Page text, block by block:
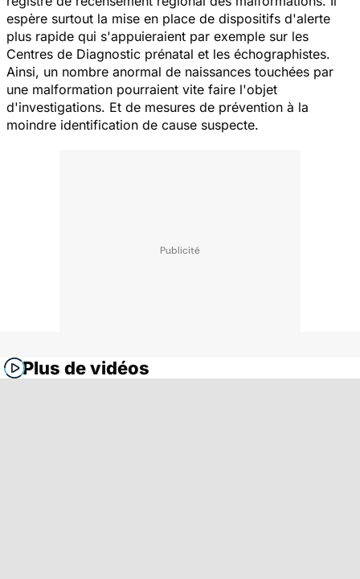
espère surtout la mise en place de dispositifs d'alerte
plus rapide qui s'appuieraient par exemple sur les
Centres de Diagnostic prénatal et les échographistes.
Ainsi, un nombre anormal de naissances touchées par
une malformation pourraient vite faire l'objet
d'investigations. Et de mesures de prévention à la
moindre identification de cause suspecte.
Plus de vidéos